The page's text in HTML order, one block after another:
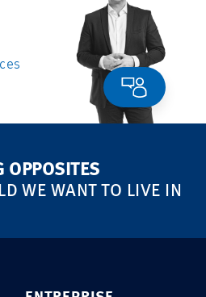
OPPOSITES
WE WANT TO LIVE IN